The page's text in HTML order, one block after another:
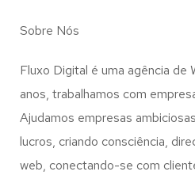
Sobre Nós
Fluxo Digital é uma agência de
anos, trabalhamos com
Ajudamos empresas
lucros, criando consciência,
web, conectando-se com